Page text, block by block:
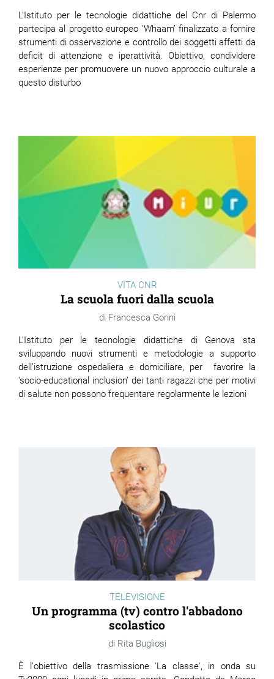
L’Istituto per le tecnologie didattiche del Cnr di Palermo
partecipa al progetto europeo 'Whaam’ finalizzato a fornire
strumenti di osservazione e controllo dei soggetti affetti da
deficit di attenzione e iperattività. Obiettivo, condividere
esperienze per promuovere un nuovo approccio culturale a
questo disturbo
VITA CNR
La scuola fuori dalla scuola
Francesca Gorini
L’Istituto per le tecnologie didattiche di Genova sta
sviluppando nuovi strumenti e metodologie a supporto
dell’istruzione ospedaliera e domiciliare, per favorire la
'socio-educational inclusion’ dei tanti ragazzi che per motivi
di salute non possono frequentare regolarmente le lezioni
TELEVISIONE
Un programma (tv) contro l'abbadono
scolastico
Rita Bugliosi
È l'obiettivo della trasmissione 'La classe', in onda su